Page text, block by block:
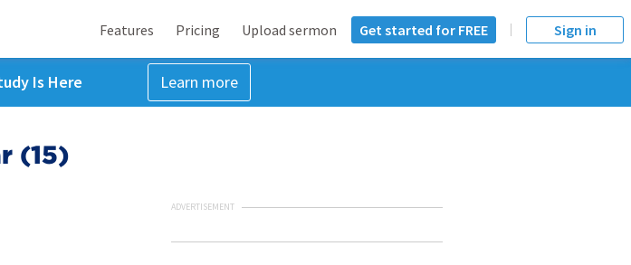
Features Pricing Upload sermon Get started for FREE Sign in
Is Here Learn more
(15)
ADVERTISEMENT